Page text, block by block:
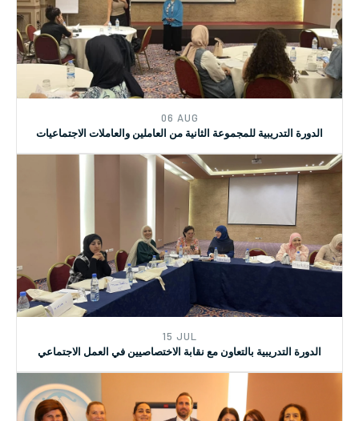
22 DEC
ندوة حول الإجراءات القانونية والثغرات لمحاكمة الاحداث
06 AUG
الدورة التدريبية للمجموعة الثانية من العاملين والعاملات الاجتماعيات